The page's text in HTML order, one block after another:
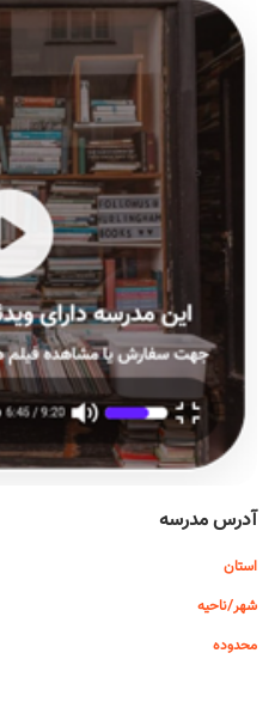
آدرس مدرسه
استان
شهر/ناحیه
محدوده